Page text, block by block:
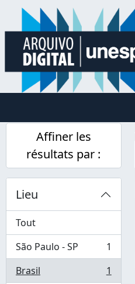
Skip to main content
Affiner les
résultats par :
Lieu
Tout
São Paulo - SP
, 1 résultats
1
Brasil
, 1 résultats
1